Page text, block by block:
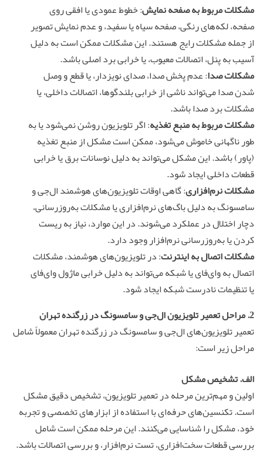
مشکلات مربوط به صفحه نمایش: خطوط عمودی یا افقی روی
صفحه، لکه‌های رنگی، صفحه سیاه یا سفید، و عدم نمایش تصویر
از جمله مشکلات رایج هستند. این مشکلات ممکن است به دلیل
آسیب به پنل، اتصالات معیوب، یا خرابی برد اصلی باشد.
مشکلات صدا: عدم پخش صدا، صدای نویزدار، یا قطع و وصل
شدن صدا می‌تواند ناشی از خرابی بلندگوها، اتصالات داخلی، یا
مشکلات برد صدا باشد.
مشکلات مربوط به منبع تغذیه: اگر تلویزیون روشن نمی‌شود یا به
طور ناگهانی خاموش می‌شود، ممکن است مشکل از منبع تغذیه
(پاور) باشد. این مشکل می‌تواند به دلیل نوسانات برق یا خرابی
قطعات داخلی ایجاد شود.
مشکلات نرم‌افزاری: گاهی اوقات تلویزیون‌های هوشمند ال‌جی و
سامسونگ به دلیل باگ‌های نرم‌افزاری یا مشکلات به‌روزرسانی،
دچار اختلال در عملکرد می‌شوند. در این موارد، نیاز به ریست
کردن یا به‌روزرسانی نرم‌افزار وجود دارد.
مشکلات اتصال به اینترنت: در تلویزیون‌های هوشمند، مشکلات
اتصال به وای‌فای یا شبکه می‌تواند به دلیل خرابی ماژول وای‌فای
یا تنظیمات نادرست شبکه ایجاد شود.
2. مراحل
تعمیر تلویزیون ال‌جی و سامسونگدر زرگنده تهران
تعمیر تلویزیون‌های ال‌جی و سامسونگ در زرگنده تهران معمولاً شامل
مراحل زیر است:
الف. تشخیص مشکل
اولین و مهم‌ترین مرحله در تعمیر تلویزیون، تشخیص دقیق مشکل
است. تکنسین‌های حرفه‌ای با استفاده از ابزارهای تخصصی و تجربه
خود، مشکل را شناسایی می‌کنند. این مرحله ممکن است شامل
بررسی قطعات سخت‌افزاری، تست نرم‌افزار، و بررسی اتصالات باشد.